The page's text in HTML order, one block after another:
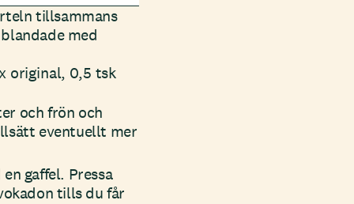
tillsammans
med
original, 0,5 tsk
och frön och
eventuellt mer
gaffel. Pressa
tills du får